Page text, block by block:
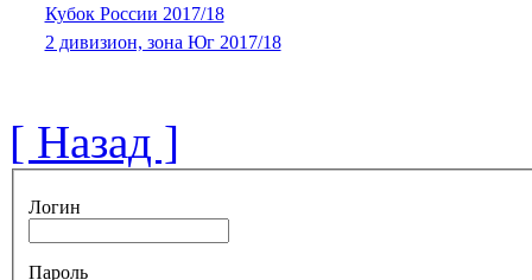
Кубок России 2017/18
2 дивизион, зона Юг 2017/18
[ Назад ]
Логин
Пароль